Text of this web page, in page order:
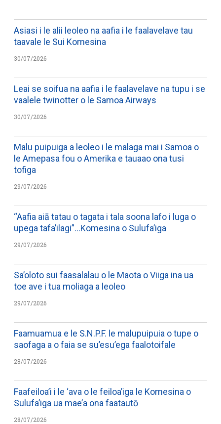
Asiasi i le alii leoleo na aafia i le faalavelave tau
taavale le Sui Komesina
30/07/2026
Leai se soifua na aafia i le faalavelave na tupu i se
vaalele twinotter o le Samoa Airways
30/07/2026
Malu puipuiga a leoleo i le malaga mai i Samoa o
le Amepasa fou o Amerika e tauaao ona tusi
tofiga
29/07/2026
“Aafia aiā tatau o tagata i tala soona lafo i luga o
upega tafa’ilagi”…Komesina o Sulufa’iga
29/07/2026
Sa’oloto sui faasalalau o le Maota o Viiga ina ua
toe ave i tua moliaga a leoleo
29/07/2026
Faamuamua e le S.N.P.F. le malupuipuia o tupe o
saofaga a o faia se su’esu’ega faalotoifale
28/07/2026
Faafeiloa’i i le ‘ava o le feiloa’iga le Komesina o
Sulufa’iga ua mae’a ona faatautō
28/07/2026